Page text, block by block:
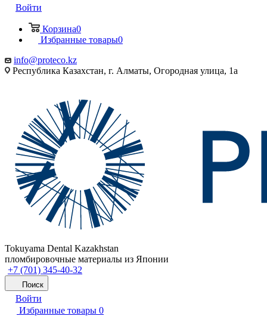
Войти
Корзина0
Избранные товары0
info@proteco.kz
Республика Казахстан, г. Алматы, ​Огородная улица, 1а
Tokuyama Dental Kazakhstan
пломбировочные материалы из Японии
+7 (701) 345-40-32
Поиск
Войти
Избранные товары 0